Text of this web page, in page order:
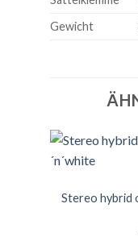
Gewicht
Stereo hybrid